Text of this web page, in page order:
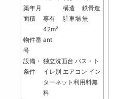
築年月
構造
鉄骨造
面積
専有
42m²
駐車場無
物件番
号
ant
設備・
条件
独立洗面台 バス・ト
イレ別 エアコン イン
ターネット利用料無
料